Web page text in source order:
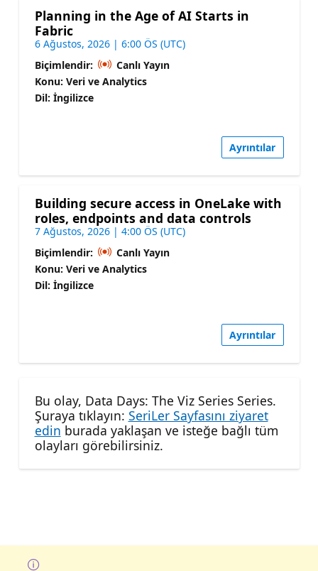
Planning in the Age of AI Starts in
Fabric
6 Ağustos, 2026 | 6:00 ÖS (UTC)
Biçimlendir:
Canlı Yayın
Konu: Veri ve Analytics
Dil: İngilizce
Ayrıntılar
Building secure access in OneLake with
roles, endpoints and data controls
7 Ağustos, 2026 | 4:00 ÖS (UTC)
Biçimlendir:
Canlı Yayın
Konu: Veri ve Analytics
Dil: İngilizce
Ayrıntılar
Bu olay, Data Days: The Viz Series Series.
Şuraya tıklayın: SeriLer Sayfasını ziyaret
edin burada yaklaşan ve isteğe bağlı tüm
olayları görebilirsiniz.